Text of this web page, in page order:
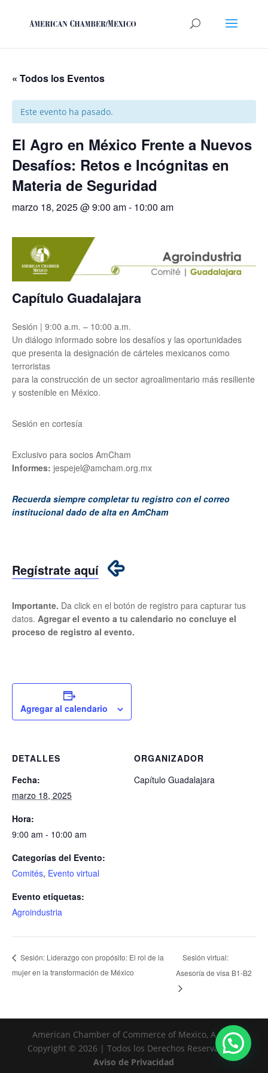
« Todos los Eventos
Este evento ha pasado.
El Agro en México Frente a Nuevos
Desafíos: Retos e Incógnitas en
Materia de Seguridad
marzo 18, 2025 @ 9:00 am- 10:00 am
Capítulo Guadalajara
Sesión | 9:00 a.m. – 10:00 a.m.
Un diálogo informado sobre los desafíos y las oportunidades
que presenta la designación de cárteles mexicanos como
terroristas
para la construcción de un sector agroalimentario más resiliente
y sostenible en México.
Sesión en cortesía
Exclusivo para socios AmCham
Informes: jespejel@amcham.org.mx
Recuerda siempre completar tu registro con el correo
institucional dado de alta en AmCham
Regístrate aquí
Importante. Da click en el botón de registro para capturar tus
datos. Agregar el evento a tu calendario no concluye el
proceso de registro al evento.
Agregar al calendario
DETALLES
Fecha:
marzo 18, 2025
Hora:
9:00 am - 10:00 am
Categorías del Evento:
Comités, Evento virtual
Evento etiquetas:
Agroindustria
ORGANIZADOR
Capítulo Guadalajara
Sesión: Liderazgo con propósito: El rol de la
mujer en la transformación de México
Sesión virtual:
Asesoría de visa B1-B2
American Chamber of Commerce of Mexico, A. C. |
Copyright © 2026 | Todos los Derechos Reservados |
Aviso de Privacidad